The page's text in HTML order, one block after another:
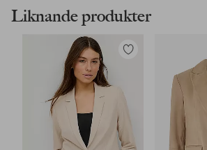
Liknande produkter
Lägg
favoriter